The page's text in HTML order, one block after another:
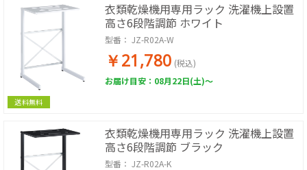
送料無料
衣類乾燥機用専用ラック 洗濯機上設置
高さ6段階調節 ホワイト
型番： JZ-R02A-W
￥21,780 (税込)
お届け目安：08月22日(土)～
衣類乾燥機用専用ラック 洗濯機上設置
高さ6段階調節 ブラック
型番： JZ-R02A-K